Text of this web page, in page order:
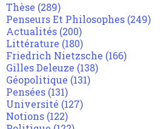
Thèse (289)
Penseurs Et Philosophes (249)
Actualités (200)
Littérature (180)
Friedrich Nietzsche (166)
Gilles Deleuze (138)
Géopolitique (131)
Pensées (131)
Université (127)
Notions (122)